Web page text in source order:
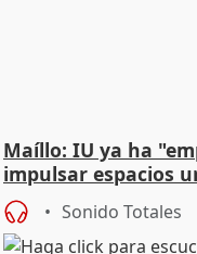
Maíllo: IU ya ha
impulsar espacios
Sonido Totales